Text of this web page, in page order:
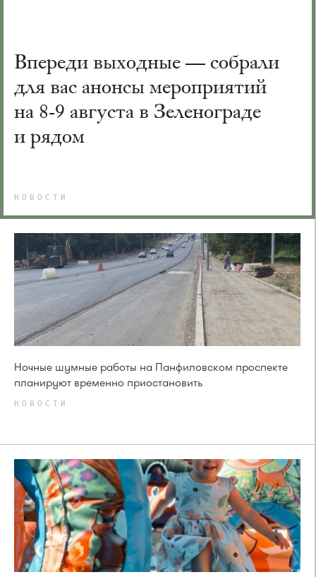
Впереди выходные — собрали
для вас анонсы мероприятий
на 8-9 августа в Зеленограде
и рядом
НОВОСТИ
Ночные шумные работы на Панфиловском проспекте
планируют временно приостановить
НОВОСТИ